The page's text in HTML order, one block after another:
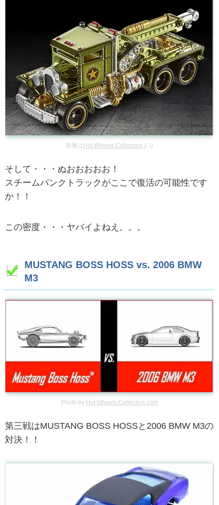
画像は Hot Wheels Collectors より
そして・・・ぬおおおおお！
スチームパンクトラックがここで復活の可能性です
か！！
この密度・・・ヤバイよねえ。。。
MUSTANG BOSS HOSS vs. 2006 BMW
M3
Photo by Hot Wheels Collectors.com
第三戦はMUSTANG BOSS HOSSと2006 BMW M3の
対決！！